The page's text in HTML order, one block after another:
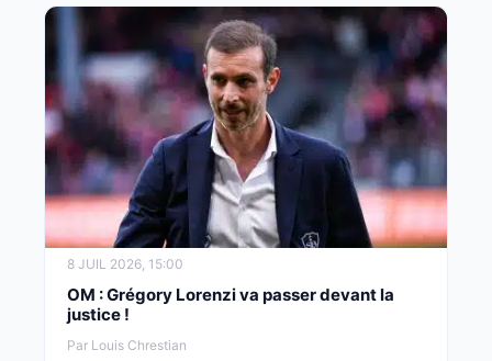
8 JUIL 2026, 15:00
OM : Grégory Lorenzi va passer devant la
justice !
Par Louis Chrestian